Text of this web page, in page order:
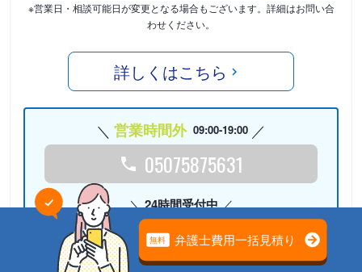
※営業日・相談可能日が変更となる場合もございます。詳細はお問い合
わせください。
詳しくはこちら
営業時間外 09:00-19:00
05075875631
24時間受付中
Webで相談